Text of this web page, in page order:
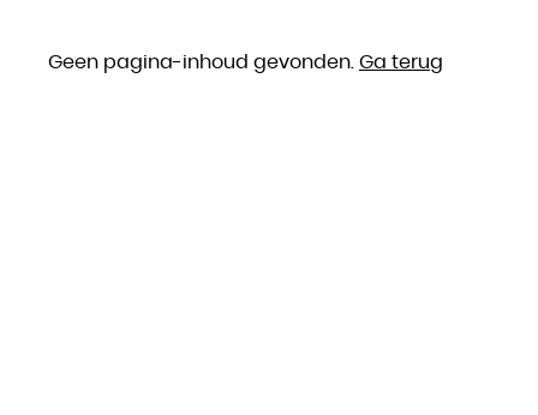
Geen pagina-inhoud gevonden. Ga terug